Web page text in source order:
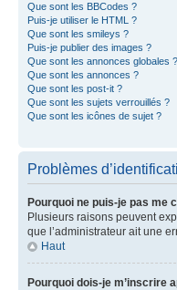
Que sont les BBCodes ?
Puis-je utiliser le HTML ?
Que sont les smileys ?
Puis-je publier des images ?
Que sont les annonces globales ?
Que sont les annonces ?
Que sont les post-it ?
Que sont les sujets verrouillés ?
Que sont les icônes de sujet ?
Problèmes
Pourquoi ne puis-je pas me
Plusieurs raisons peuvent
que l’administrateur ait une
Haut
Pourquoi dois-je m’inscrire